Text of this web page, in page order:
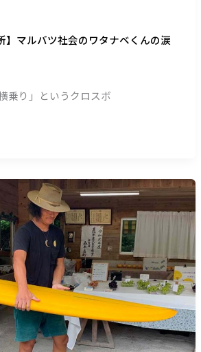
】マルバツ社会のワタナベくんの涙
乗り」というクロスボ